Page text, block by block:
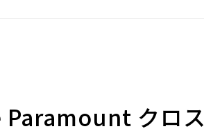
Paramount クロス